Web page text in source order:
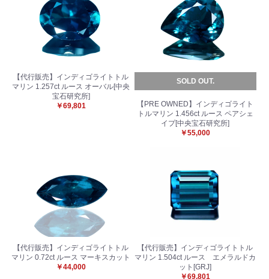
【代行販売】インディゴライトトル
マリン 1.257ct ルース オーバル[中央
宝石研究所]
￥69,801
SOLD OUT.
【PRE OWNED】インディゴライト
トルマリン 1.456ct ルース ペアシェ
イプ[中央宝石研究所]
￥55,000
【代行販売】インディゴライトトル
マリン 0.72ct ルース マーキスカット
￥44,000
【代行販売】インディゴライトトル
マリン 1.504ct ルース エメラルドカ
ット[GRJ]
￥69,801